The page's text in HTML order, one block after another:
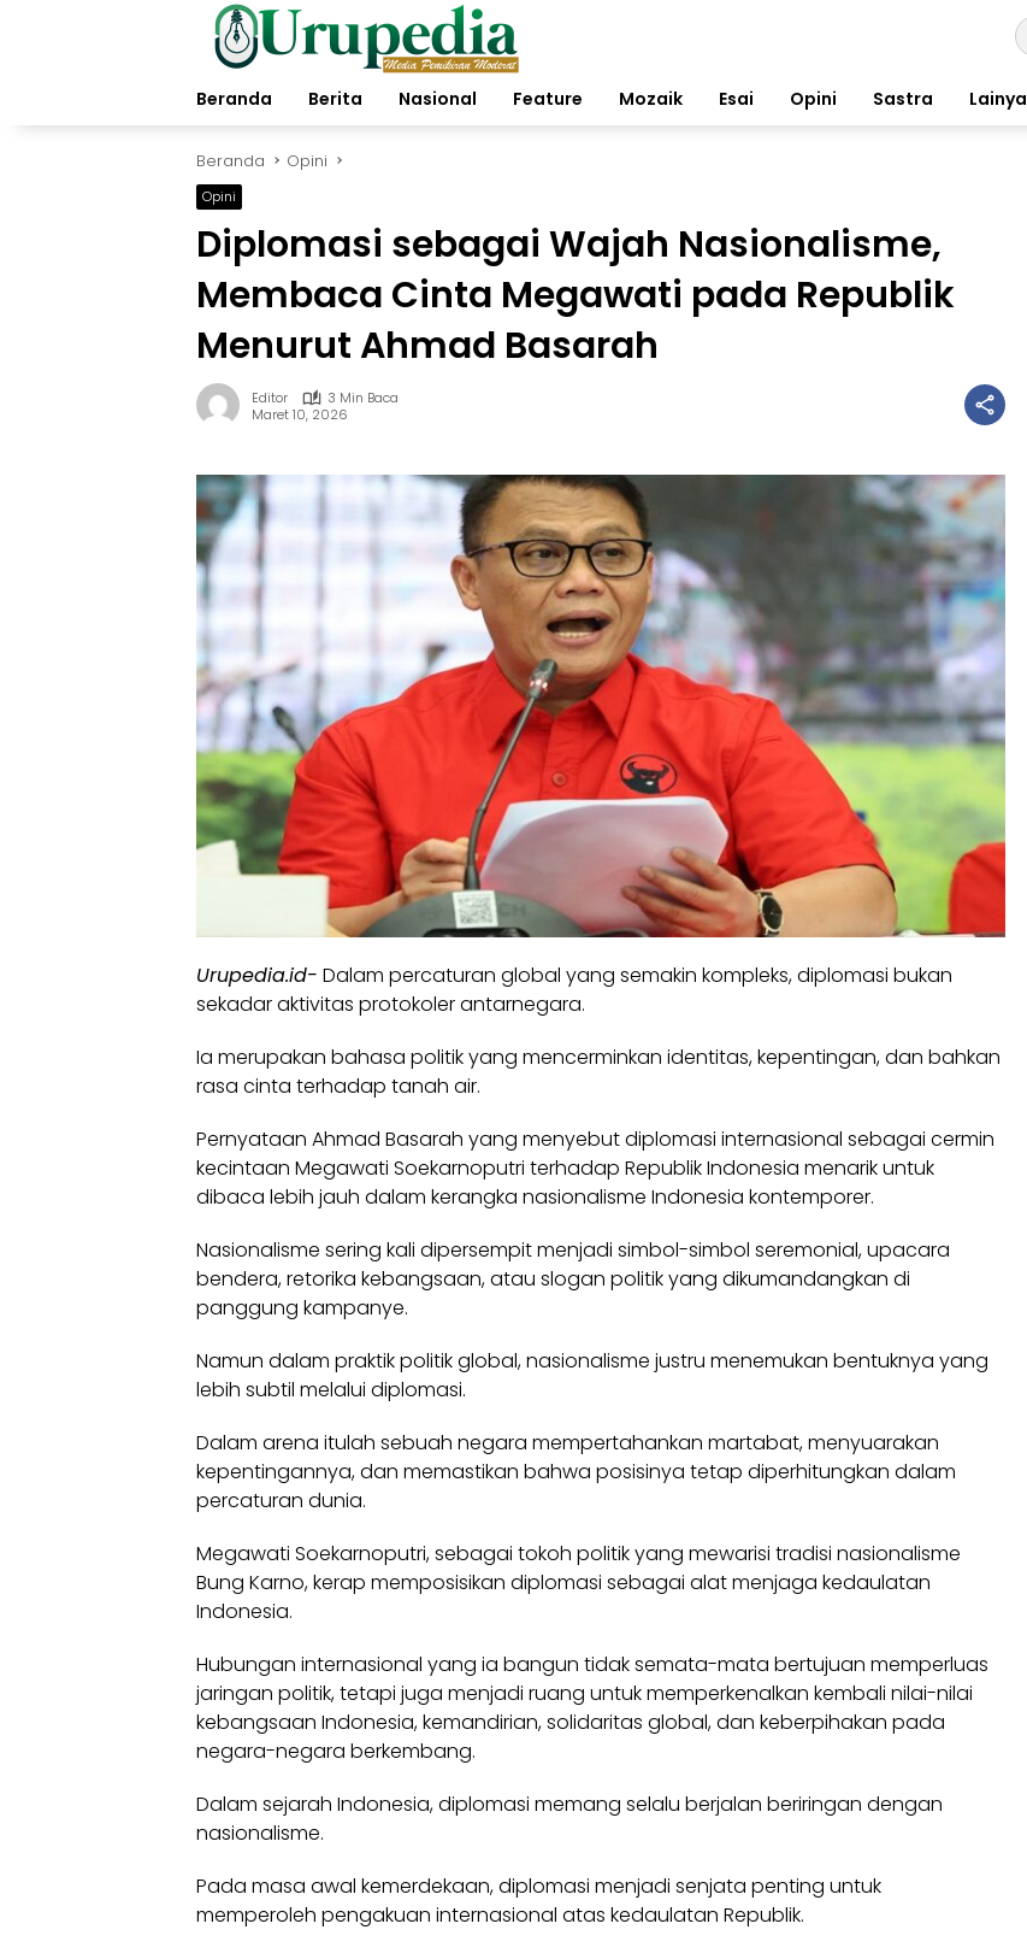
Beranda
Berita Nasional Feature Mozaik Esai Opini Sastra Lainya
Beranda Opini
Opini
Diplomasi sebagai Wajah Nasionalisme,
Membaca Cinta Megawati pada Republik
Menurut Ahmad Basarah
Editor
3 Min Baca
Maret 10, 2026
Urupedia.id- Dalam percaturan global yang semakin kompleks, diplomasi bukan
sekadar aktivitas protokoler antarnegara.
Ia merupakan bahasa politik yang mencerminkan identitas, kepentingan, dan bahkan
rasa cinta terhadap tanah air.
Pernyataan Ahmad Basarah yang menyebut diplomasi internasional sebagai cermin
kecintaan Megawati Soekarnoputri terhadap Republik Indonesia menarik untuk
dibaca lebih jauh dalam kerangka nasionalisme Indonesia kontemporer.
Nasionalisme sering kali dipersempit menjadi simbol-simbol seremonial, upacara
bendera, retorika kebangsaan, atau slogan politik yang dikumandangkan di
panggung kampanye.
Namun dalam praktik politik global, nasionalisme justru menemukan bentuknya yang
lebih subtil melalui diplomasi.
Dalam arena itulah sebuah negara mempertahankan martabat, menyuarakan
kepentingannya, dan memastikan bahwa posisinya tetap diperhitungkan dalam
percaturan dunia.
Megawati Soekarnoputri, sebagai tokoh politik yang mewarisi tradisi nasionalisme
Bung Karno, kerap memposisikan diplomasi sebagai alat menjaga kedaulatan
Indonesia.
Hubungan internasional yang ia bangun tidak semata-mata bertujuan memperluas
jaringan politik, tetapi juga menjadi ruang untuk memperkenalkan kembali nilai-nilai
kebangsaan Indonesia, kemandirian, solidaritas global, dan keberpihakan pada
negara-negara berkembang.
Dalam sejarah Indonesia, diplomasi memang selalu berjalan beriringan dengan
nasionalisme.
Pada masa awal kemerdekaan, diplomasi menjadi senjata penting untuk
memperoleh pengakuan internasional atas kedaulatan Republik.